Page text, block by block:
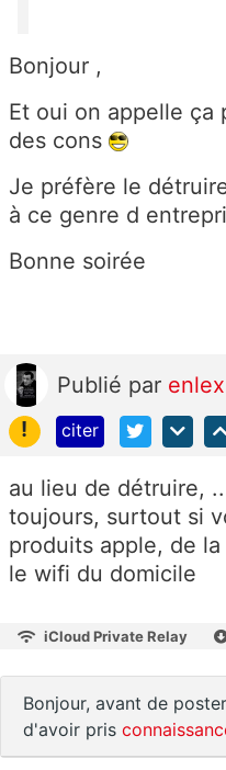
Bonjour ,
Et oui on appelle ça
des cons
Je préfère le
à ce genre d
Bonne soirée
Publié par enlex
!
citer
au lieu de détruire,
toujours, surtout si
produits apple, de
le wifi du domicile
iCloud Private Relay
Bonjour, avant de
d'avoir pris